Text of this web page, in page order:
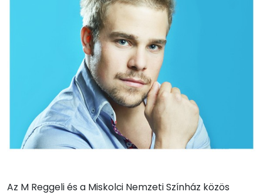
Az M Reggeli és a Miskolci Nemzeti Színház közös